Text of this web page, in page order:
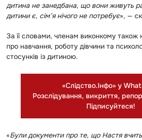
дитина не занедбана, що вони живуть
дитини є, сім’я нічого не потребує», —
За її словами, членам виконкому також
про навчання, роботу дівчини та
стосунків із дитиною.
«Слідство.Інфо» у
Розслідування, викриття,
Підписуйтеся!
«Були документи про те, що Настя